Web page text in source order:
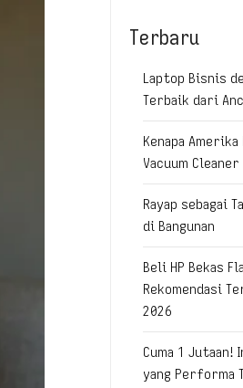
Terbaru
Laptop Bisnis
Terbaik dari
Kenapa
Vacuum
Rayap sebagai
di Bangunan
Beli HP Bekas
Rekomendasi
2026
Cuma 1 Jutaan!
yang Performa